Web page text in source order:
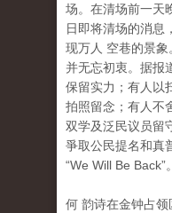
场。在清场前一天
日即将清场的消息
现万人 空巷的景象
并无忘初衷。据报
保留实力；有人以
拍照留念；有人不
双学及泛民议员留
爭取公民提名和真
“We Will Be Back”。
何 韵诗在金钟占